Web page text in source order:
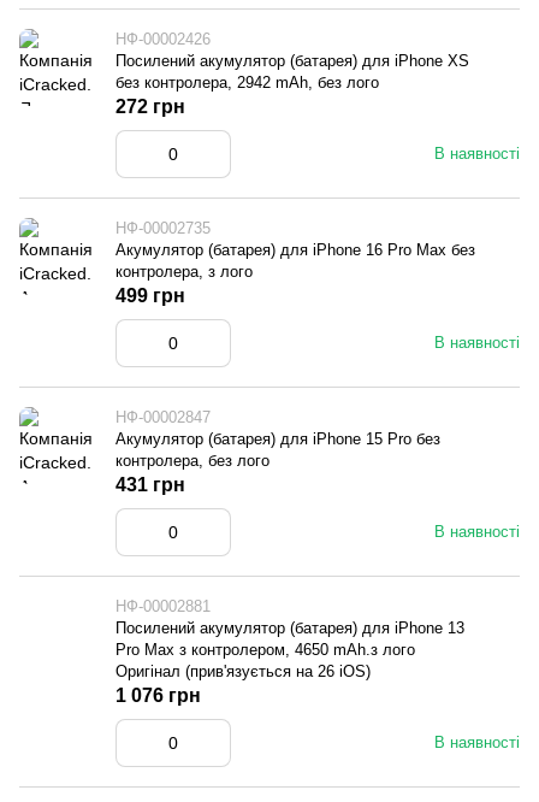
НФ-00002426
Посилений акумулятор (батарея) для iPhone XS
без контролера, 2942 mAh, без лого
В наявності
272 грн
НФ-00002735
Акумулятор (батарея) для iPhone 16 Pro Max без
контролера, з лого
В наявності
499 грн
НФ-00002847
Акумулятор (батарея) для iPhone 15 Pro без
контролера, без лого
В наявності
431 грн
НФ-00002881
Посилений акумулятор (батарея) для iPhone 13
Pro Max з контролером, 4650 mAh.з лого
Оригінал (прив'язується на 26 iOS)
В наявності
1 076 грн